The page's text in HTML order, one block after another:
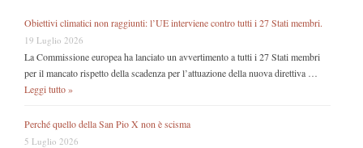
Obiettivi climatici non raggiunti: l’UE interviene contro tutti i 27 Stati membri.
19 Luglio 2026
La Commissione europea ha lanciato un avvertimento a tutti i 27 Stati membri
per il mancato rispetto della scadenza per l’attuazione della nuova direttiva …
Leggi tutto »
Perché quello della San Pio X non è scisma
5 Luglio 2026